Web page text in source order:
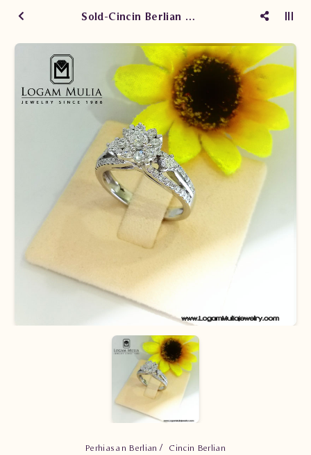
Sold-Cincin Berlian Wanita CRW.MJ2012R sEEt
Perhiasan Berlian
Cincin Berlian